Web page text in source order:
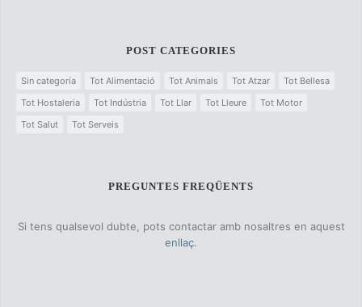
POST CATEGORIES
Sin categoría Tot Alimentació Tot Animals Tot Atzar
Tot Bellesa
Tot Hostaleria
Tot Indústria Tot Llar Tot Lleure
Tot Motor
Tot Salut
Tot Serveis
PREGUNTES FREQÜENTS
Si tens qualsevol dubte, pots contactar amb nosaltres en aquest
enllaç.